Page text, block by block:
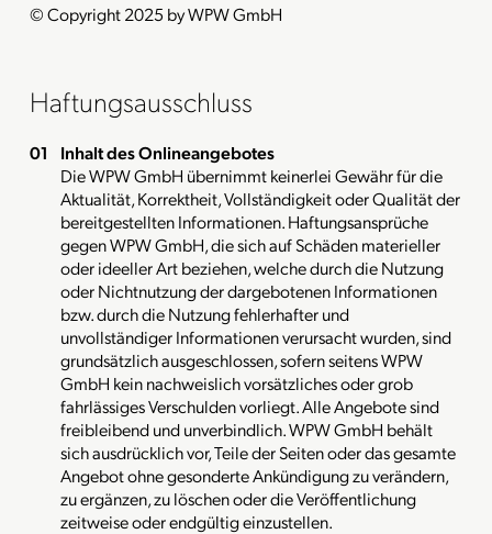
© Copyright 2025 by WPW GmbH
Haftungsausschluss
Inhalt des Onlineangebotes
Die WPW GmbH übernimmt keinerlei Gewähr für die
Aktualität, Korrektheit, Vollständigkeit oder Qualität der
bereitgestellten Informationen. Haftungsansprüche
gegen WPW GmbH, die sich auf Schäden materieller
oder ideeller Art beziehen, welche durch die Nutzung
oder Nichtnutzung der dargebotenen Informationen
bzw. durch die Nutzung fehlerhafter und
unvollständiger Informationen verursacht wurden, sind
grundsätzlich ausgeschlossen, sofern seitens WPW
GmbH kein nachweislich vorsätzliches oder grob
fahrlässiges Verschulden vorliegt. Alle Angebote sind
freibleibend und unverbindlich. WPW GmbH behält
sich ausdrücklich vor, Teile der Seiten oder das gesamte
Angebot ohne gesonderte Ankündigung zu verändern,
zu ergänzen, zu löschen oder die Veröffentlichung
zeitweise oder endgültig einzustellen.